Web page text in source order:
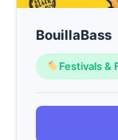
BouillaBass
Festivals &